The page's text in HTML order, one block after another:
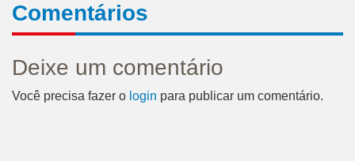
Comentários
Deixe um comentário
Você precisa fazer o login para publicar um comentário.